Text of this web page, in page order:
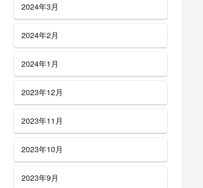
2024年3月
2024年2月
2024年1月
2023年12月
2023年11月
2023年10月
2023年9月